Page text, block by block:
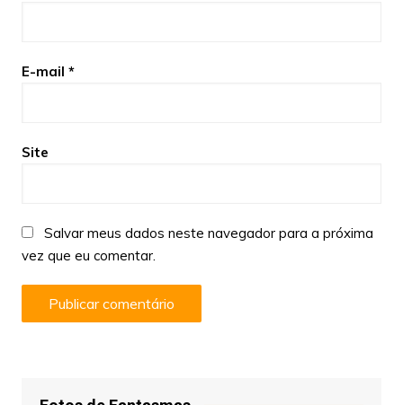
E-mail *
Site
Salvar meus dados neste navegador para a próxima
vez que eu comentar.